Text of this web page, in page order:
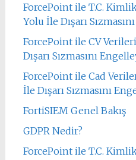
ForcePoint ile T.C.
Yolu İle Dışarı
ForcePoint ile CV
Dışarı Sızmasını
ForcePoint ile Cad
İle Dışarı Sızmasını
FortiSIEM Genel Bakış
GDPR Nedir?
ForcePoint ile T.C.